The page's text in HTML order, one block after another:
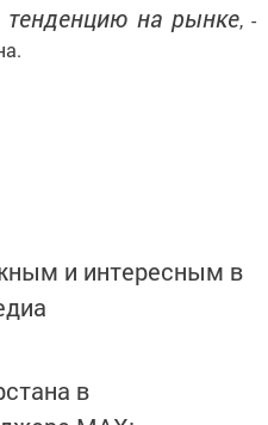
на рынке, -
и интересным в
в